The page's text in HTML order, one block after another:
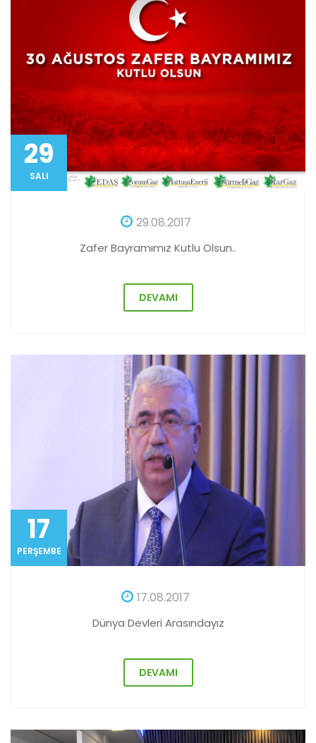
29
SALI
29.08.2017
Zafer Bayramımız Kutlu Olsun..
DEVAMI
17
PERŞEMBE
17.08.2017
Dünya Devleri Arasındayız
DEVAMI